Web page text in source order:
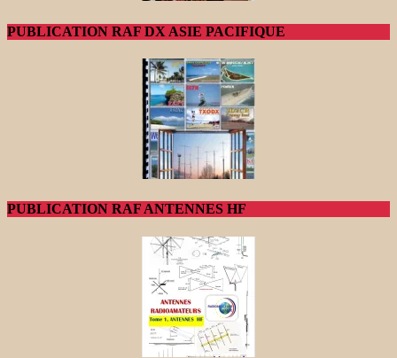
PUBLICATION RAF DX ASIE PACIFIQUE
PUBLICATION RAF ANTENNES HF